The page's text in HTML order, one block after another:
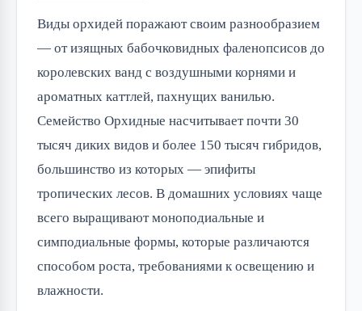
Виды орхидей поражают своим разнообразием
— от изящных бабочковидных фаленопсисов до
королевских ванд с воздушными корнями и
ароматных каттлей, пахнущих ванилью.
Семейство Орхидные насчитывает почти 30
тысяч диких видов и более 150 тысяч гибридов,
большинство из которых — эпифиты
тропических лесов. В домашних условиях чаще
всего выращивают моноподиальные и
симподиальные формы, которые различаются
способом роста, требованиями к освещению и
влажности.